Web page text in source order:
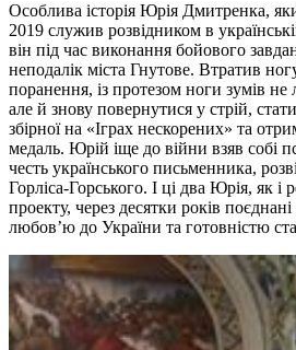
Особлива історія Юрія Дмитренка,
2019 служив розвідником в
він під час виконання бойового
неподалік міста Гнутове. Втратив
поранення, із протезом ноги зумів
але й знову повернутися у стрій,
збірної на «Іграх нескорених» та
медаль. Юрій іще до війни взяв собі
честь українського письменника,
Горліса-Горського. І ці два Юрія, як і
проекту, через десятки років
любов’ю до України та готовністю